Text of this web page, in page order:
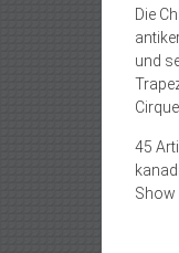
Die
und
45
Show